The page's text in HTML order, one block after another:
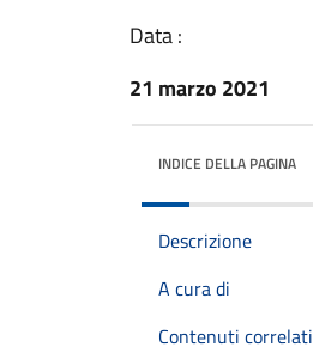
Data :
21 marzo 2021
INDICE DELLA PAGINA
Descrizione
A cura di
Contenuti correlati